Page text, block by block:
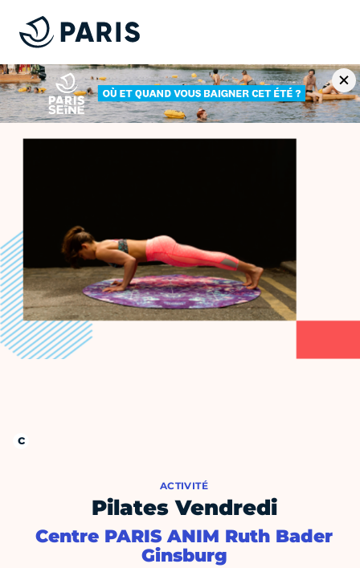
ACTIVITÉ
Pilates Vendredi
Centre PARIS ANIM Ruth Bader
Ginsburg